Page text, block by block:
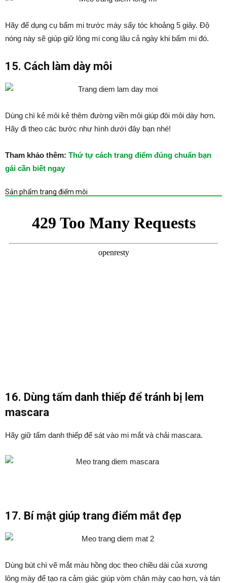
Hãy để dụng cụ bấm mi trước máy sấy tóc khoảng 5 giây. Độ
nóng này sẽ giúp giữ lông mi cong lâu cả ngày khi bấm mi đó.
15. Cách làm dày môi
Dùng chì kẻ môi kẻ thêm đường viền môi giúp đôi môi dày hơn.
Hãy đi theo các bước như hình dưới đây bạn nhé!
Tham khảo thêm: Thứ tự cách trang điểm đúng chuẩn bạn
gái cần biết ngay
Sản phẩm trang điểm môi
16. Dùng tấm danh thiếp để tránh bị lem
mascara
Hãy giữ tấm danh thiếp để sát vào mi mắt và chải mascara.
17. Bí mật giúp trang điểm mắt đẹp
Dùng bút chì vẽ mắt màu hồng dọc theo chiều dài của xương
lông mày để tạo ra cảm giác giúp vòm chân mày cao hơn, và tán